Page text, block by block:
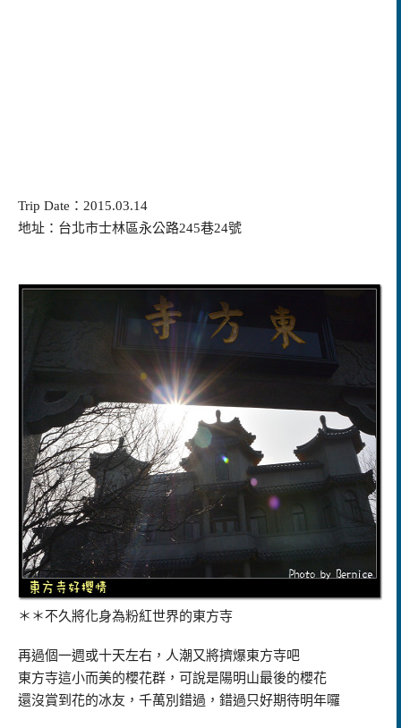
Trip Date：2015.03.14
地址：台北市士林區永公路245巷24號
＊＊不久將化身為粉紅世界的東方寺
再過個一週或十天左右，人潮又將擠爆東方寺吧
東方寺這小而美的櫻花群，可說是陽明山最後的櫻花
還沒賞到花的冰友，千萬別錯過，錯過只好期待明年囉